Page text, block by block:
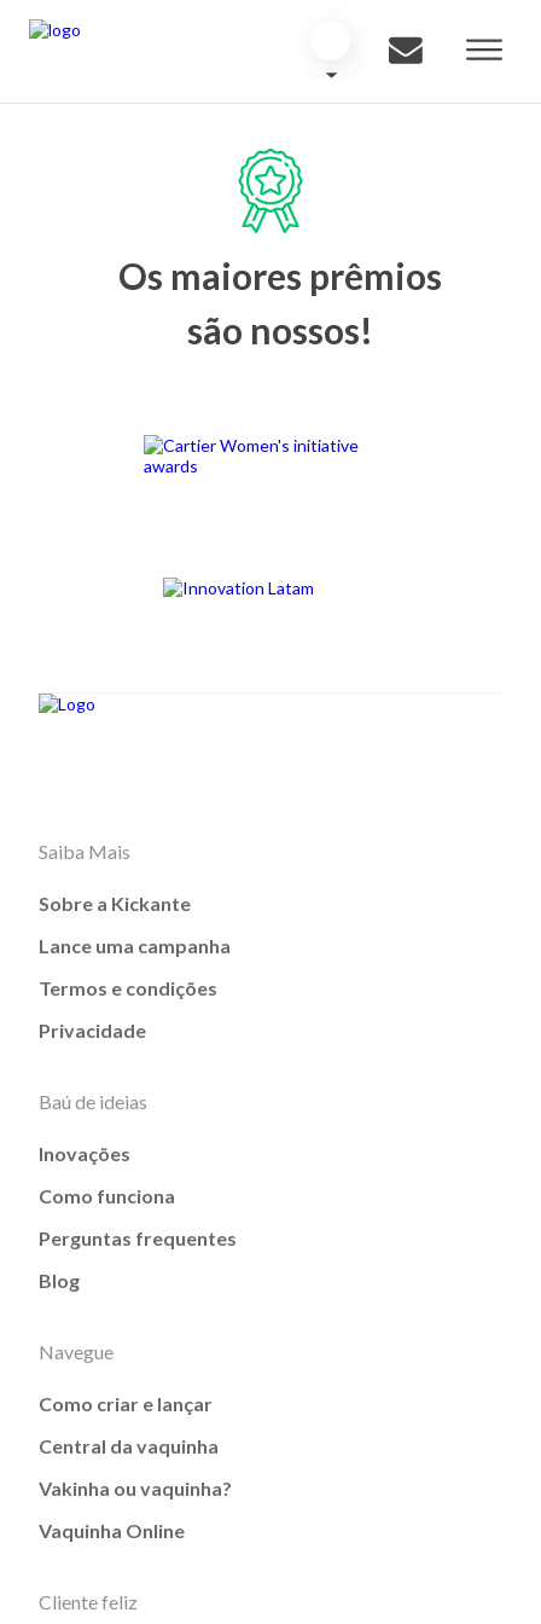
Os maiores prêmios
são nossos!
Saiba Mais
Sobre a Kickante
Lance uma campanha
Termos e condições
Privacidade
Baú de ideias
Inovações
Como funciona
Perguntas frequentes
Blog
Navegue
Como criar e lançar
Central da vaquinha
Vakinha ou vaquinha?
Vaquinha Online
Cliente feliz